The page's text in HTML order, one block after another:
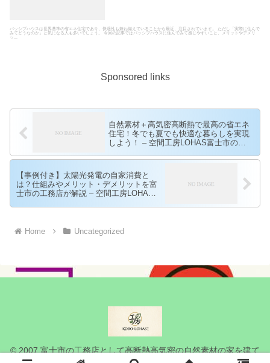
パッシブハウスは世界基準の省エネ住宅であり、快適性も兼ね備えていることから最近、注目されています。 ただし「実際に住んで
みてどうなのか」と気になる人も多いでしょう。 今回の記事ではパッシブハウスに住んでみて感じやすいこと、メリットやデメリ
ッ...
Sponsored links
自然素材＋高気密高断熱で最高の省エネ
住宅！冬でも夏でも快適な暮らしを実現
しよう！ – 空間工房LOHAS富士市の工
を建てている空間工房LOHAS
【事例付き】太陽光発電の自家消費と
は？仕組みやメリット・デメリットを富
士市の工務店が解説 – 空間工房LOHAS
Home Uncategorized
© 2007 富士市の工務店として高断熱高気密の自然素材の家を建て